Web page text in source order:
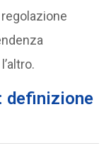
definizione